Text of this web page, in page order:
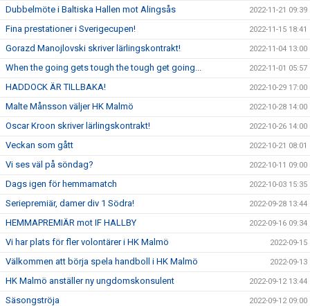
Dubbelmöte i Baltiska Hallen mot Alingsås 2022-11-21 09:39
Fina prestationer i Sverigecupen! 2022-11-15 18:41
Gorazd Manojlovski skriver lärlingskontrakt! 2022-11-04 13:00
When the going gets tough the tough get going... 2022-11-01 05:57
HADDOCK ÄR TILLBAKA! 2022-10-29 17:00
Malte Månsson väljer HK Malmö 2022-10-28 14:00
Oscar Kroon skriver lärlingskontrakt! 2022-10-26 14:00
Veckan som gått 2022-10-21 08:01
Vi ses väl på söndag? 2022-10-11 09:00
Dags igen för hemmamatch 2022-10-03 15:35
Seriepremiär, damer div 1 Södra! 2022-09-28 13:44
HEMMAPREMIÄR mot IF HALLBY 2022-09-16 09:34
Vi har plats för fler volontärer i HK Malmö 2022-09-15
Välkommen att börja spela handboll i HK Malmö 2022-09-13
HK Malmö anställer ny ungdomskonsulent 2022-09-12 13:44
Säsongströja 2022-09-12 09:00